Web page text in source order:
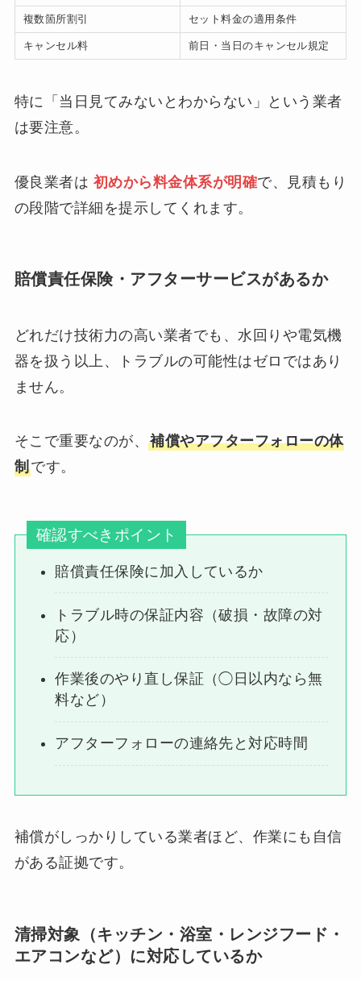
複数箇所割引 セット料金の適用条件
キャンセル料 前日・当日のキャンセル規定
特に「当日見てみないとわからない」という業者
は要注意。
優良業者は 初めから料金体系が明確で、見積もり
の段階で詳細を提示してくれます。
賠償責任保険・アフターサービスがあるか
どれだけ技術力の高い業者でも、水回りや電気機
器を扱う以上、トラブルの可能性はゼロではあり
ません。
そこで重要なのが、補償やアフターフォローの体
制です。
確認すべきポイント
賠償責任保険に加入しているか
トラブル時の保証内容（破損・故障の対
応）
作業後のやり直し保証（◯日以内なら無
料など）
アフターフォローの連絡先と対応時間
補償がしっかりしている業者ほど、作業にも自信
がある証拠です。
清掃対象（キッチン・浴室・レンジフード・
エアコンなど）に対応しているか